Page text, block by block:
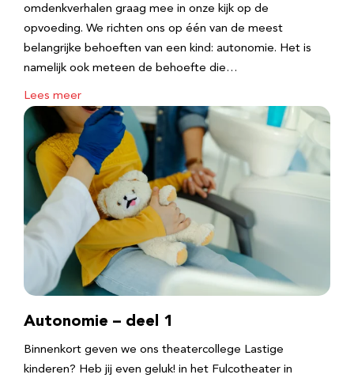
omdenkverhalen graag mee in onze kijk op de
opvoeding. We richten ons op één van de meest
belangrijke behoeften van een kind: autonomie. Het is
namelijk ook meteen de behoefte die…
Lees meer
Autonomie – deel 1
Binnenkort geven we ons theatercollege Lastige
kinderen? Heb jij even geluk! in het Fulcotheater in